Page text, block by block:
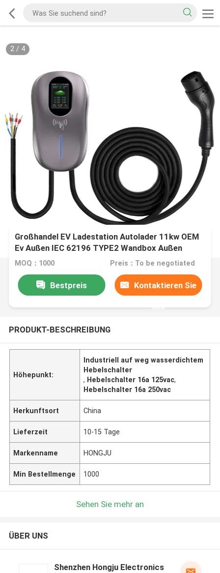
2/ 4
Großhandel EV Ladestation Autolader 11kw OEM
Ev Außen IEC 62196 TYPE2 Wandbox Außen
MOQ：1000 Preis：To be negotiated
Bestpreis Kontaktieren Sie
uns
PRODUKT-BESCHREIBUNG
Höhepunkt:
Industriell auf weg wasserdichtem
Hebelschalter
, Hebelschalter 16a 125vac,
Hebelschalter 16a 250vac
Herkunftsort China
Lieferzeit 10-15 Tage
Markenname HONGJU
Min Bestellmenge 1000
Sehen Sie mehr an
ÜBER UNS
Shenzhen Hongju Electronics